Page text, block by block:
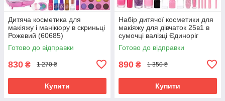
Дитяча косметика для
макіяжу і манікюру в скриньці
Рожевий (60685)
Готово до відправки
830 ₴ 1 270 ₴
Купити
Набір дитячої косметики для
макіяжу для дівчаток 25в1 в
сумочці валізці Єдиноріг
Рожевий (60535)
Готово до відправки
890 ₴ 1 350 ₴
Купити